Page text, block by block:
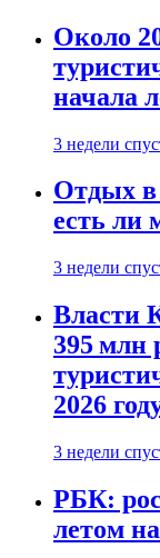
Около
начала
3 недели
Отдых в
есть ли
3 недели
Власти
395 млн
2026
3 недели
РБК:
летом